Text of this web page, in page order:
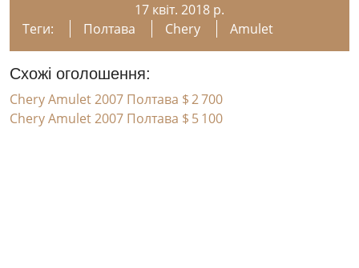
17 квіт. 2018 р.
Теги:
Полтава Chery Amulet
Схожі оголошення:
Chery Amulet 2007 Полтава $ 2 700
Chery Amulet 2007 Полтава $ 5 100